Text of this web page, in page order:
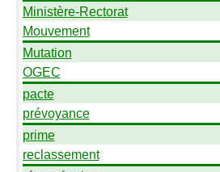
Ministère-Rectorat
Mouvement
Mutation
OGEC
pacte
prévoyance
prime
reclassement